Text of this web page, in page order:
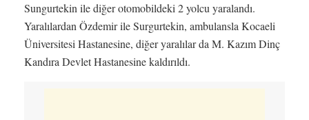
Sungurtekin ile diğer otomobildeki 2 yolcu yaralandı.
Yaralılardan Özdemir ile Surgurtekin, ambulansla Kocaeli
Üniversitesi Hastanesine, diğer yaralılar da M. Kazım Dinç
Kandıra Devlet Hastanesine kaldırıldı.